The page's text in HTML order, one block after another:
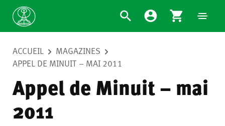
ACCUEIL
MAGAZINES
APPEL DE MINUIT – MAI 2011
Appel de Minuit – mai
2011